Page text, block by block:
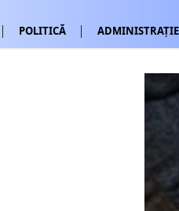
POLITICĂ ADMINISTRAȚIE